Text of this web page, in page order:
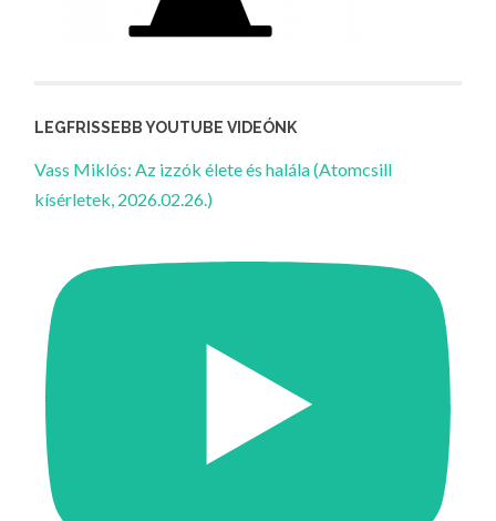
LEGFRISSEBB YOUTUBE VIDEÓNK
Vass Miklós: Az izzók élete és halála (Atomcsill
kísérletek, 2026.02.26.)